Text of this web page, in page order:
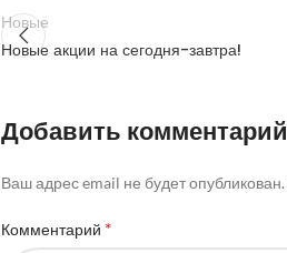
Новые
Новые акции на сегодня-завтра!
Добавить комментарий
Ваш адрес email не будет опубликован.
Комментарий *